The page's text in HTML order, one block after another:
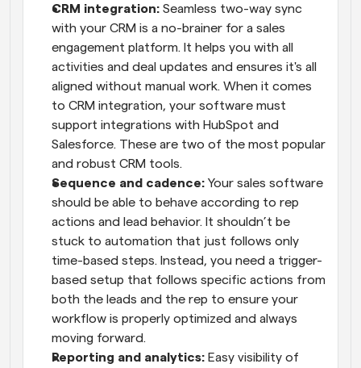
CRM integration: Seamless two-way sync
with your CRM is a no-brainer for a sales
engagement platform. It helps you with all
activities and deal updates and ensures it's all
aligned without manual work. When it comes
to CRM integration, your software must
support integrations with HubSpot and
Salesforce. These are two of the most popular
and robust CRM tools.
Sequence and cadence: Your sales software
should be able to behave according to rep
actions and lead behavior. It shouldn’t be
stuck to automation that just follows only
time-based steps. Instead, you need a trigger-
based setup that follows specific actions from
both the leads and the rep to ensure your
workflow is properly optimized and always
moving forward.
Reporting and analytics: Easy visibility of